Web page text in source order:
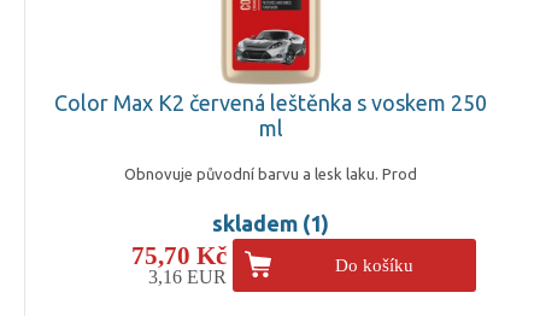
Color Max K2 červená leštěnka s voskem 250
ml
Obnovuje původní barvu a lesk laku. Prod
skladem (1)
75,70 Kč
3,16 EUR
Do košíku